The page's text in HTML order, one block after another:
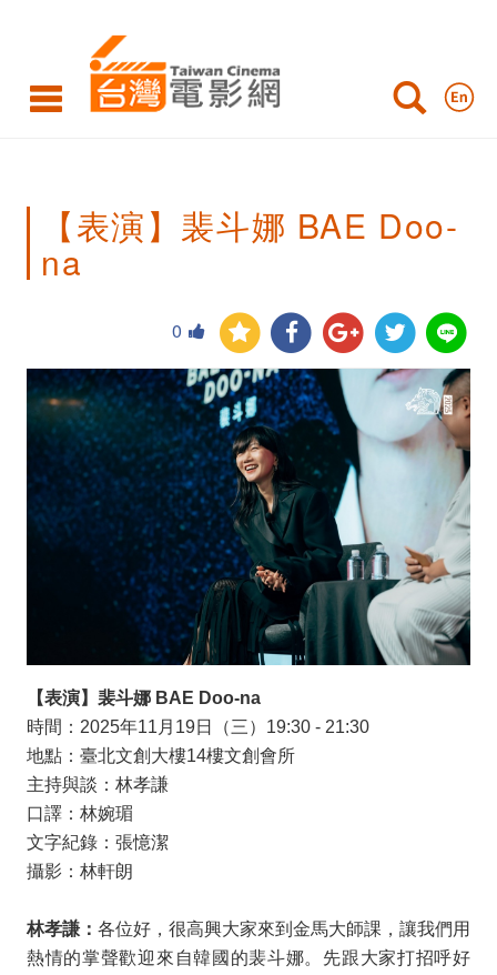
裴
娜
BAE
Doo-
【表演】裴斗娜 BAE Doo-
na
0
【表演】裴斗娜 BAE Doo-na
時間： 2025年11 月 19日（三） 19:30 - 21:30
地點：臺北文創大樓14樓文創會所
主持與談：林孝謙
口譯：林婉瑂
文字紀錄：張憶潔
攝影：林軒朗
林孝謙： 各位好，很高興大家來到金馬大師課，讓我們用
熱情的掌聲歡迎來自韓國的裴斗娜。先跟大家打招呼好